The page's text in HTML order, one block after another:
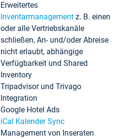
Erweitertes
Inventarmanagement z. B. einen
oder alle Vertriebskanäle
schließen, An- und/oder Abreise
nicht erlaubt, abhängige
Verfügbarkeit und Shared
Inventory
Tripadvisor und Trivago
Integration
Google Hotel Ads
iCal Kalender Sync
Management von Inseraten